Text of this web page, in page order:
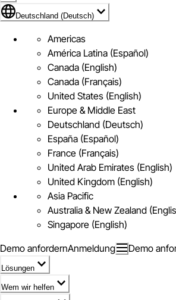
Markieren des Symbols für Deutschland (Deutsch)
Deutschland (Deutsch)
Americas
América Latina (Español)
Canada (English)
Canada (Français)
United States (English)
Europe & Middle East
Deutschland (Deutsch)
España (Español)
France (Français)
United Arab Emirates (English)
United Kingdom (English)
Asia Pacific
Australia & New Zealand
Singapore (English)
Demo anfordernAnmeldung Demo
Lösungen
Wem wir helfen